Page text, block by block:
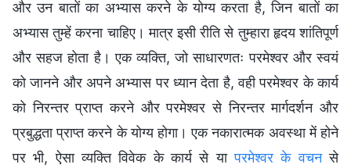
और उन बातों का अभ्यास करने के योग्य करता है, जिन बातों का
अभ्यास तुम्हें करना चाहिए। मात्र इसी रीति से तुम्हारा हृदय शांतिपूर्ण
और सहज होता है। एक व्यक्ति, जो साधारणतः परमेश्वर और स्वयं
को जानने और अपने अभ्यास पर ध्यान देता है, वही परमेश्वर के कार्य
को निरन्तर प्राप्त करने और परमेश्वर से निरन्तर मार्गदर्शन और
प्रबुद्धता प्राप्त करने के योग्य होगा। एक नकारात्मक अवस्था में होने
पर भी, ऐसा व्यक्ति विवेक के कार्य से यापरमेश्वर के वचनसे